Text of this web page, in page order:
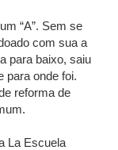
“A”. Sem se
com sua a
para baixo, saiu
para onde foi.
reforma de
La Escuela